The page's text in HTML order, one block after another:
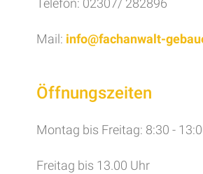
Telefon: 02307/ 282896
Mail: info@fachanwalt-
Öffnungszeiten
Montag bis Freitag: 8:30 -
Freitag bis 13.00 Uhr